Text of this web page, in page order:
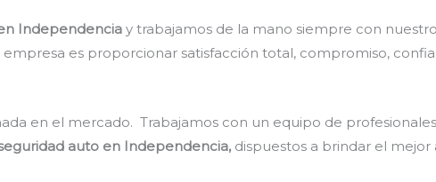
Independencia y trabajamos de la mano siempre con
es proporcionar satisfacción total, compromiso,
en el mercado. Trabajamos con un equipo de
auto en Independencia, dispuestos a brindar el mejor